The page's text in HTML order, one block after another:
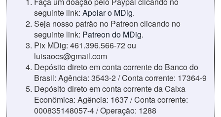
seguinte link: Apoiar o MDig.
Seja nosso patrão no Patreon clicando no
seguinte link: Patreon do MDig.
Pix MDig: 461.396.566-72 ou
luisaocs@gmail.com
Depósito direto em conta corrente do Banco do
Brasil: Agência: 3543-2 / Conta corrente: 17364-9
Depósito direto em conta corrente da Caixa
Econômica: Agência: 1637 / Conta corrente:
000835148057-4 / Operação: 1288